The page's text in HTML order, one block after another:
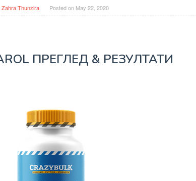
Zahra Thunzira Posted on May 22, 2020
ПРЕГЛЕД & РЕЗУЛТАТИ